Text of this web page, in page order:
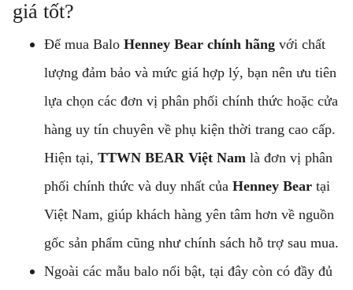
giá tốt?
Để mua Balo Henney Bear chính hãng với chất
lượng đảm bảo và mức giá hợp lý, bạn nên ưu tiên
lựa chọn các đơn vị phân phối chính thức hoặc cửa
hàng uy tín chuyên về phụ kiện thời trang cao cấp.
Hiện tại, TTWN BEAR Việt Nam là đơn vị phân
phối chính thức và duy nhất của Henney Bear tại
Việt Nam, giúp khách hàng yên tâm hơn về nguồn
gốc sản phẩm cũng như chính sách hỗ trợ sau mua.
Ngoài các mẫu balo nổi bật, tại đây còn có đầy đủ